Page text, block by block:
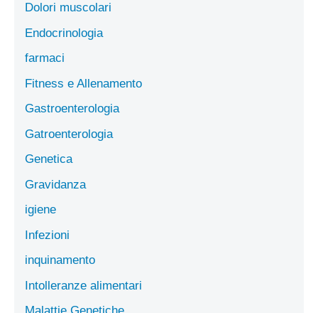
Dolori muscolari
Endocrinologia
farmaci
Fitness e Allenamento
Gastroenterologia
Gatroenterologia
Genetica
Gravidanza
igiene
Infezioni
inquinamento
Intolleranze alimentari